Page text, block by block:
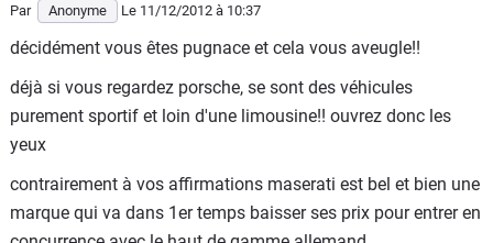
Par Anonyme Le 11/12/2012 à 10:37
décidément vous êtes pugnace et cela vous aveugle!!
déjà si vous regardez porsche, se sont des véhicules
purement sportif et loin d'une limousine!! ouvrez donc les
yeux
contrairement à vos affirmations maserati est bel et bien une
marque qui va dans 1er temps baisser ses prix pour entrer en